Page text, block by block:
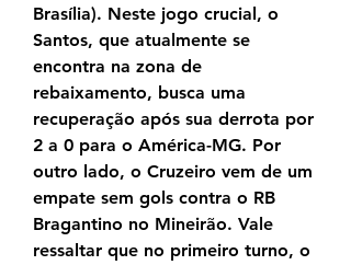
Brasília). Neste jogo crucial, o
Santos, que atualmente se
encontra na zona de
rebaixamento, busca uma
recuperação após sua derrota por
2 a 0 para o América-MG. Por
outro lado, o Cruzeiro vem de um
empate sem gols contra o RB
Bragantino no Mineirão. Vale
ressaltar que no primeiro turno, o